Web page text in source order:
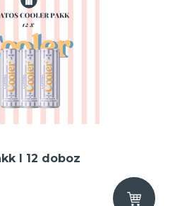
I 12 doboz